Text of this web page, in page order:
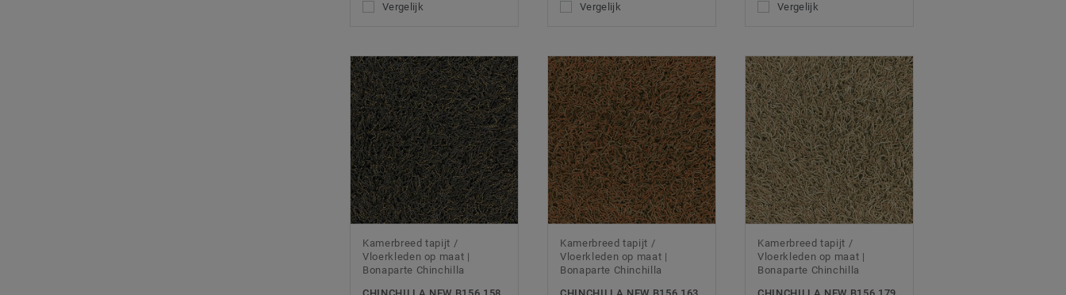
Vergelijk Vergelijk Vergelijk
Kamerbreed tapijt /
Vloerkleden op maat |
Bonaparte Chinchilla
CHINCHILLA NEW B156 158
Kamerbreed tapijt /
Vloerkleden op maat |
Bonaparte Chinchilla
CHINCHILLA NEW B156 163
Kamerbreed tapijt /
Vloerkleden op maat |
Bonaparte Chinchilla
CHINCHILLA NEW B156 179